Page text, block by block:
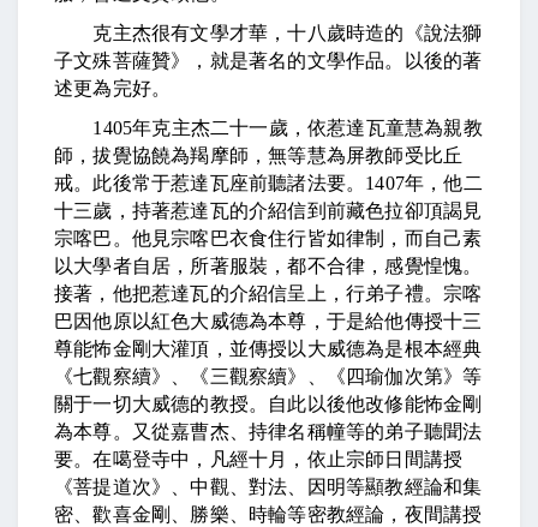
克主杰很有文學才華，十八歲時造的《說法獅
子文殊菩薩贊》，就是著名的文學作品。以後的著
述更為完好。
1405年克主杰二十一歲，依惹達瓦童慧為親教
師，拔覺協饒為羯摩師，無等慧為屏教師受比丘
戒。此後常于惹達瓦座前聽諸法要。 1407年，他二
十三歲，持著惹達瓦的介紹信到前藏色拉卻頂謁見
宗喀巴。他見宗喀巴衣食住行皆如律制，而自己素
以大學者自居，所著服裝，都不合律，感覺惶愧。
接著，他把惹達瓦的介紹信呈上，行弟子禮。宗喀
巴因他原以紅色大威德為本尊，于是給他傳授十三
尊能怖金剛大灌頂，並傳授以大威德為是根本經典
《七觀察續》、《三觀察續》、《四瑜伽次第》等
關于一切大威德的教授。自此以後他改修能怖金剛
為本尊。又從嘉曹杰、持律名稱幢等的弟子聽聞法
要。在噶登寺中，凡經十月，依止宗師日間講授
《菩提道次》、中觀、對法、因明等顯教經論和集
密、歡喜金剛、勝樂、時輪等密教經論，夜間講授